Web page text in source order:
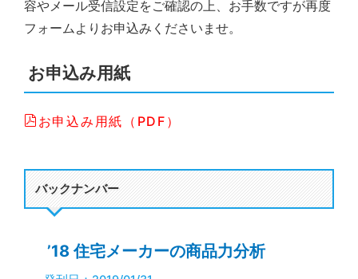
容やメール受信設定をご確認の上、お手数ですが再度
フォームよりお申込みくださいませ。
お申込み用紙
お申込み用紙（PDF）
バックナンバー
’18 住宅メーカーの商品力分析